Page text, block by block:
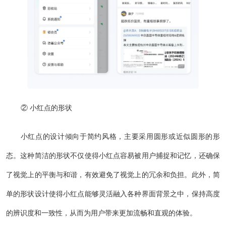
② 小红点的形状
小红点的设计倾向于简约风格，主要采用圆形或近似圆形的形
态。这种简洁的形状不仅使得小红点容易被用户捕捉和记忆，还确保
了视觉上的平衡与和谐，有效避免了视觉上的冗余和负担。此外，简
单的形状设计使得小红点能够灵活融入各种界面背景之中，保持高度
的辨识度和一致性，从而为用户带来更加流畅和直观的体验。